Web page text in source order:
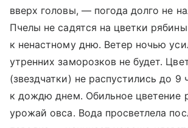
вверх головы, — погода долго не
Пчелы не садятся на цветки
к ненастному дню. Ветер ночью
утренних заморозков не будет.
(звездчатки) не распустились до 9
к дождю днем. Обильное цветение
урожай овса. Вода просветлела